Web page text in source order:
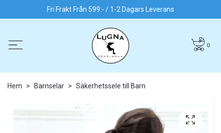
Fri Frakt Från 599:- / 1-2 Dagars Leverans
0
Hem Barnselar Säkerhetssele till Barn